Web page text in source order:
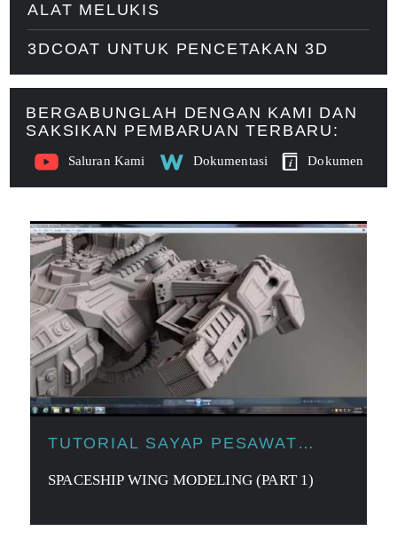
ALAT MELUKIS
3DCOAT UNTUK PENCETAKAN 3D
BERGABUNGLAH DENGAN KAMI DAN
SAKSIKAN PEMBARUAN TERBARU:
Saluran Kami Dokumentasi Dokumen
TUTORIAL SAYAP PESAWAT
SPACESHIP WING MODELING (PART 1)